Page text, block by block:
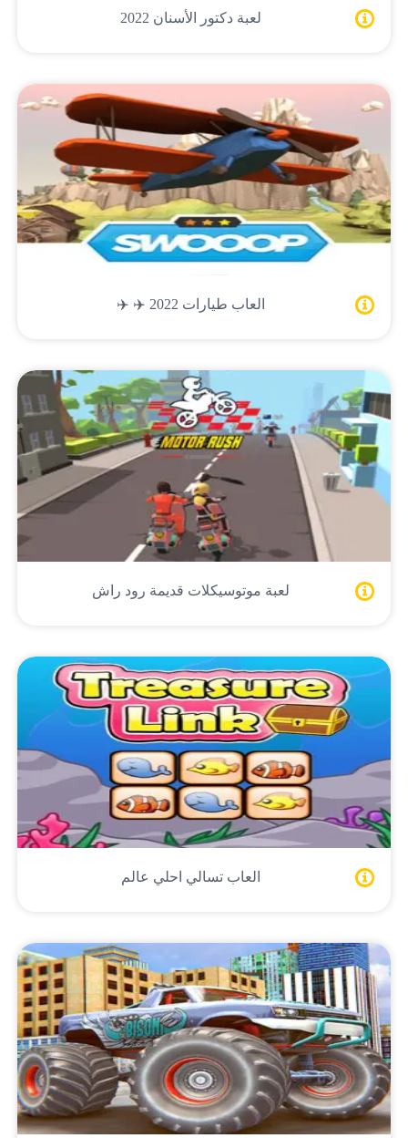
لعبة دكتور الأسنان 2022
العاب طيارات 2022 ✈️ ✈️
لعبة موتوسيكلات قديمة رود راش
العاب تسالي احلي عالم